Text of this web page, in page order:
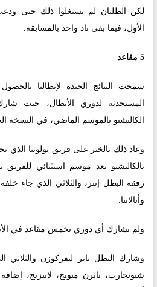
الأول، فيما بقى ناد واحد بالمسابقة.
5 مقاعد
المستحدثة لدوري الأبطال، حيث
الكالتشيو بالموسم الماضي، في النسخة
وعاد ذلك بالخير على فريق بولونيا الذي
بالكالتشيو بعد موسم استثنائي للفريق
رفقة البطل إنتر، والثلاثي الذي جاء
وأتالانتا.
ولم يشارك أي دوري بخمس مقاعد في
وشارك البطل باير ليفركوزن والثلاثي
شتوتجارت، بايرن ميونخ، لايبزيج،